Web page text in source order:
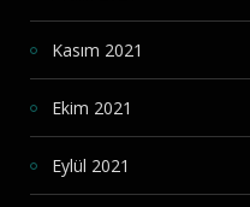
Kasım 2021
Ekim 2021
Eylül 2021